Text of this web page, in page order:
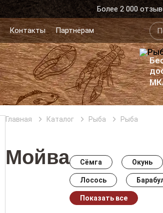
Более 2 000
Контакты Партнёрам
Главная Каталог Рыба Рыба
Мойва Сёмга Окунь
Лосось
Показать все